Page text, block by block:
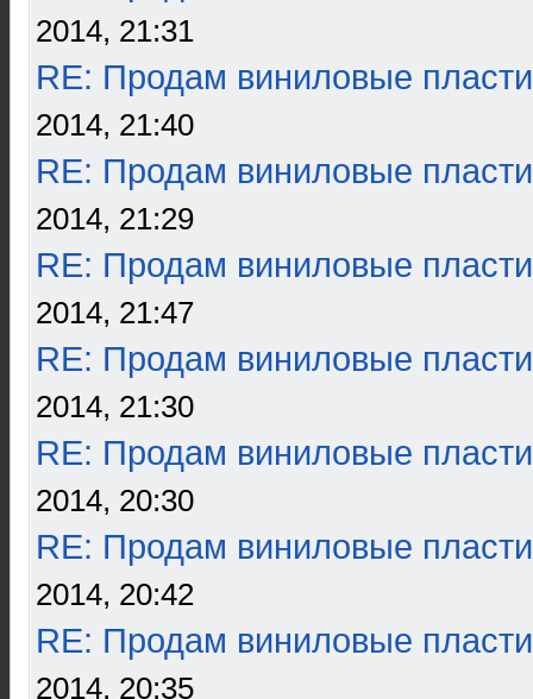
2014, 21:31
RE: Продам виниловые
2014, 21:40
RE: Продам виниловые
2014, 21:29
RE: Продам виниловые
2014, 21:47
RE: Продам виниловые
2014, 21:30
RE: Продам виниловые
2014, 20:30
RE: Продам виниловые
2014, 20:42
RE: Продам виниловые
2014, 20:35